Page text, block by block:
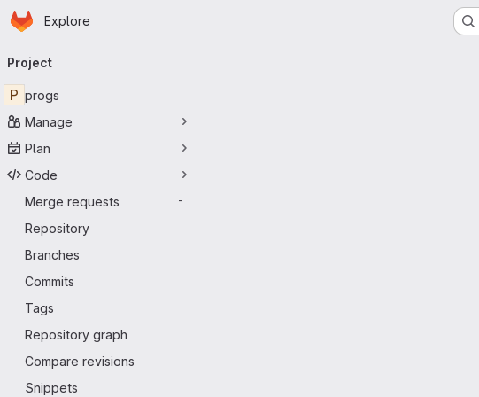
Skip to main content
Homepage
Explore
navigation
Project
P progs
Manage
Plan
Code
Merge requests
-
Repository
Branches
Commits
Tags
Repository graph
Compare revisions
Snippets